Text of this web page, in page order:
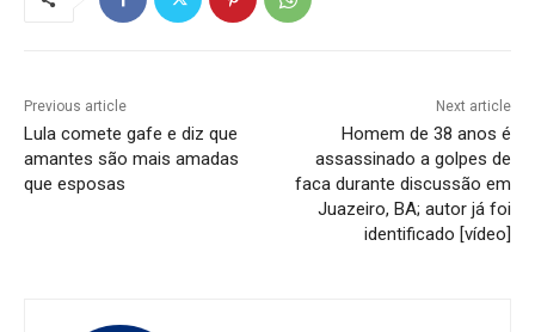
Previous article
Lula comete gafe e diz que
amantes são mais amadas
que esposas
Next article
Homem de 38 anos é
assassinado a golpes de
faca durante discussão em
Juazeiro, BA; autor já foi
identificado [vídeo]